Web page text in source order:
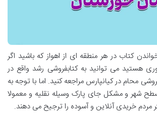
کتاب در هر منطقه ای از اهواز که باشید اگر
هستید می توانید به کتابفروشی رشد واقع در
محام در کیانپارس مراجعه کنید. اما با توجه به
شهر و مشکل جای پارک وسیله نقلیه و معمولا
مردم خریدی آنلاین و آسوده را ترجیح می دهند.